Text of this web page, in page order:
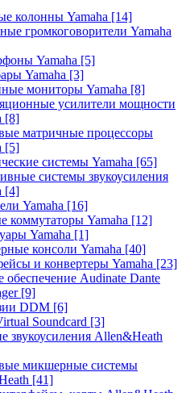
колонны Yamaha [14]
громкоговорители Yamaha
Yamaha [5]
Yamaha [3]
мониторы Yamaha [8]
усилители мощности
[8]
матричные процессоры
[5]
системы Yamaha [65]
системы звукоусиления
[4]
Yamaha [16]
коммутаторы Yamaha [12]
Yamaha [1]
консоли Yamaha [40]
и конвертеры Yamaha [23]
Audinate Dante
[9]
DDM [6]
Soundcard [3]
звукоусиления Allen&Heath
микшерные системы
[41]